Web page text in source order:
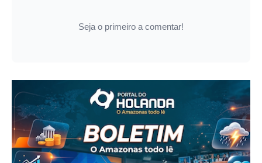
Seja o primeiro a comentar!